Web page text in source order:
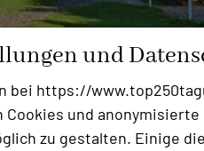
und
bei https://
und
zu gestalten. Einige